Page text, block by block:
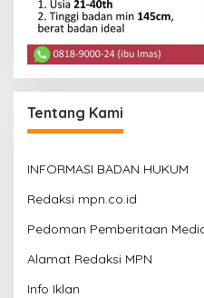
Tentang Kami
INFORMASI BADAN HUKUM
Redaksi mpn.co.id
Pedoman Pemberitaan
Alamat Redaksi MPN
Info Iklan